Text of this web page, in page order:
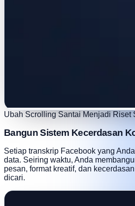
Ubah Scrolling Santai Menjadi Riset
Bangun Sistem Kecerdasan
Setiap transkrip Facebook yang
data. Seiring waktu, Anda
pesan, format kreatif, dan
dicari.